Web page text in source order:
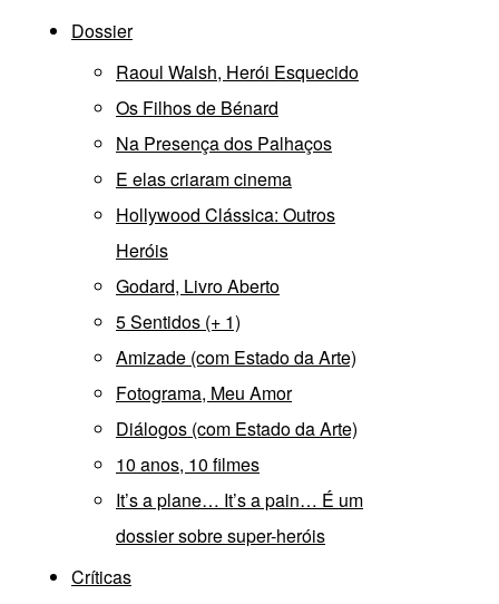
Dossier
Raoul Walsh, Herói Esquecido
Os Filhos de Bénard
Na Presença dos Palhaços
E elas criaram cinema
Hollywood Clássica: Outros
Heróis
Godard, Livro Aberto
5 Sentidos (+ 1)
Amizade (com Estado da Arte)
Fotograma, Meu Amor
Diálogos (com Estado da Arte)
10 anos, 10 filmes
It’s a plane… It’s a pain… É um
dossier sobre super-heróis
Críticas